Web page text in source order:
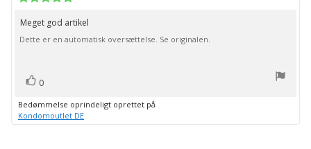
ud
af
5
Tekst
til
Meget god artikel
Dette er en automatisk oversættelse. Se originalen.
Stem
op
0
Bedømmelse oprindeligt oprettet på
Kondomoutlet DE